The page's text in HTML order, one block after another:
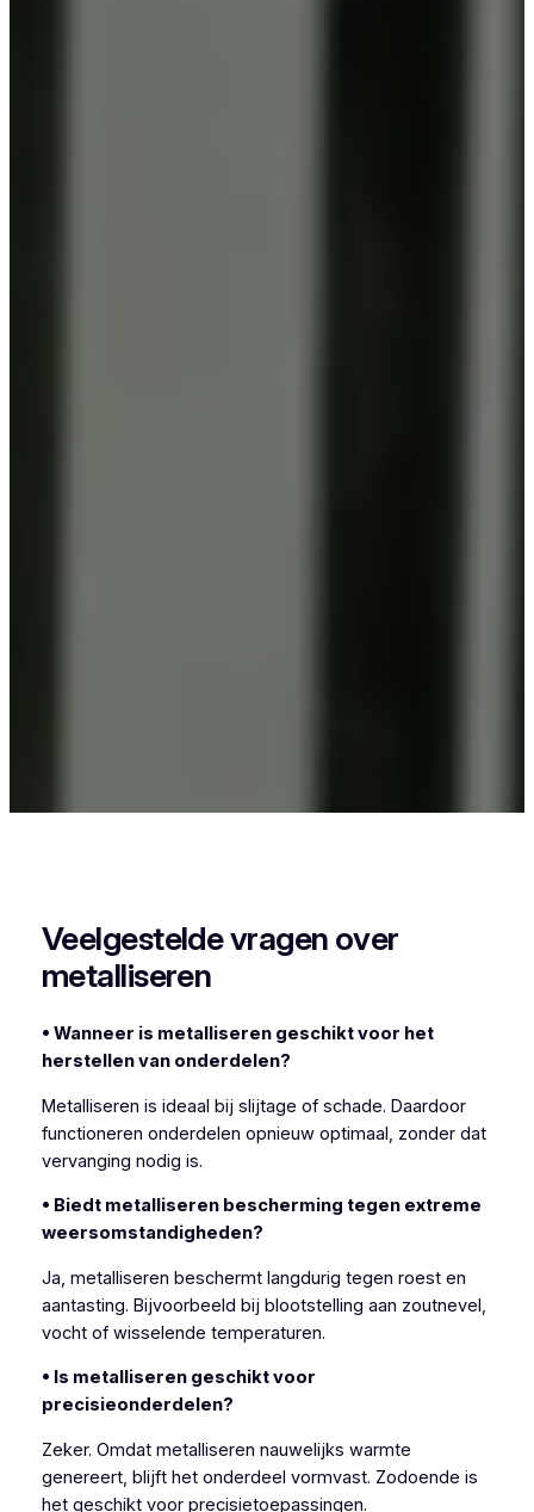
Veelgestelde vragen over
metalliseren
• Wanneer is metalliseren geschikt voor het
herstellen van onderdelen?
Metalliseren is ideaal bij slijtage of schade. Daardoor
functioneren onderdelen opnieuw optimaal, zonder dat
vervanging nodig is.
• Biedt metalliseren bescherming tegen extreme
weersomstandigheden?
Ja, metalliseren beschermt langdurig tegen roest en
aantasting. Bijvoorbeeld bij blootstelling aan zoutnevel,
vocht of wisselende temperaturen.
• Is metalliseren geschikt voor
precisieonderdelen?
Zeker. Omdat metalliseren nauwelijks warmte
genereert, blijft het onderdeel vormvast. Zodoende is
het geschikt voor precisietoepassingen.